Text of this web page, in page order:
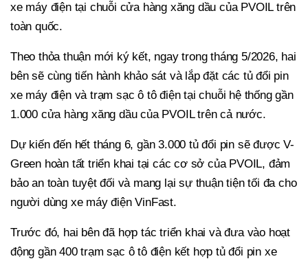
xe máy điện tại chuỗi cửa hàng xăng dầu của PVOIL trên
toàn quốc.
Theo thỏa thuận mới ký kết, ngay trong tháng 5/2026, hai
bên sẽ cùng tiến hành khảo sát và lắp đặt các tủ đổi pin
xe máy điện và trạm sạc ô tô điện tại chuỗi hệ thống gần
1.000 cửa hàng xăng dầu của PVOIL trên cả nước.
Dự kiến đến hết tháng 6, gần 3.000 tủ đổi pin sẽ được V-
Green hoàn tất triển khai tại các cơ sở của PVOIL, đảm
bảo an toàn tuyệt đối và mang lại sự thuận tiện tối đa cho
người dùng xe máy điện VinFast.
Trước đó, hai bên đã hợp tác triển khai và đưa vào hoạt
động gần 400 trạm sạc ô tô điện kết hợp tủ đổi pin xe